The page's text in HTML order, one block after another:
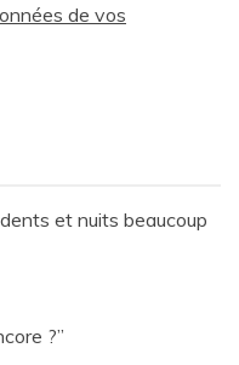
de vos
et nuits beaucoup
?”